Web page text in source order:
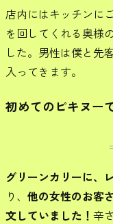
店内にはキッチンに
を回してくれる奥様
した。男性は僕と先
入ってきます。
初めてのピキヌー
グリーンカリーに、
り、 他の女性のお客
文していました！ 辛